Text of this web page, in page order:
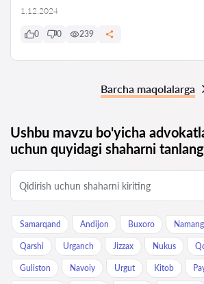
1.12.2024
0 0 239
Barcha maqolalarga
Ushbu mavzu bo'yicha
uchun quyidagi shaharni
Samarqand Andijon Buxoro
Qarshi Urganch Jizzax Nukus
Guliston Navoiy Urgut Kitob